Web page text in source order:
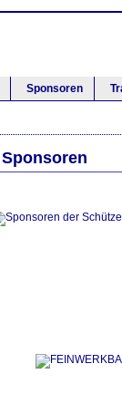
Sponsoren
Sponsoren